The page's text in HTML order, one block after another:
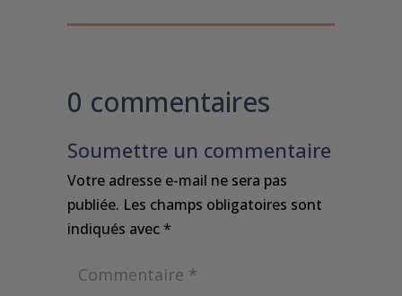
0 commentaires
Soumettre un commentaire
Votre adresse e-mail ne sera pas
publiée. Les champs obligatoires sont
indiqués avec*